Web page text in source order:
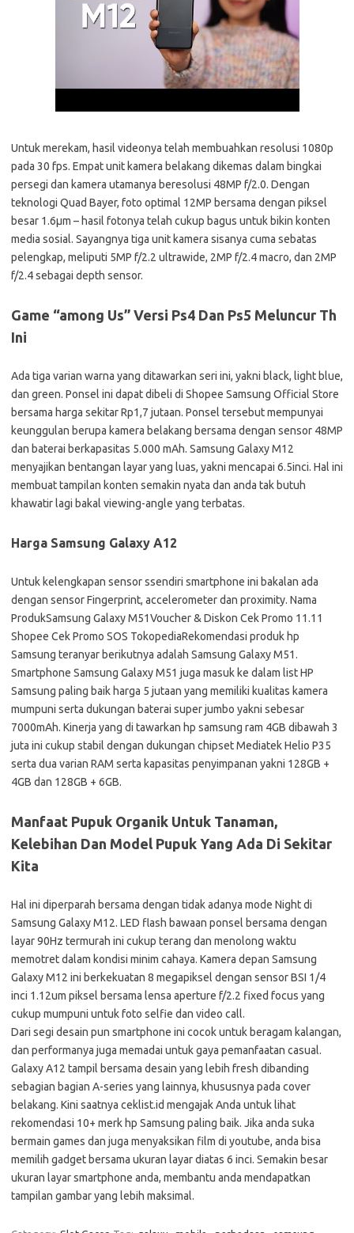
Untuk merekam, hasil videonya telah membuahkan resolusi 1080p
pada 30 fps. Empat unit kamera belakang dikemas dalam bingkai
persegi dan kamera utamanya beresolusi 48MP f/2.0. Dengan
teknologi Quad Bayer, foto optimal 12MP bersama dengan piksel
besar 1.6µm – hasil fotonya telah cukup bagus untuk bikin konten
media sosial. Sayangnya tiga unit kamera sisanya cuma sebatas
pelengkap, meliputi 5MP f/2.2 ultrawide, 2MP f/2.4 macro, dan 2MP
f/2.4 sebagai depth sensor.
Game “among Us” Versi Ps4 Dan Ps5 Meluncur Th
Ini
Ada tiga varian warna yang ditawarkan seri ini, yakni black, light blue,
dan green. Ponsel ini dapat dibeli di Shopee Samsung Official Store
bersama harga sekitar Rp1,7 jutaan. Ponsel tersebut mempunyai
keunggulan berupa kamera belakang bersama dengan sensor 48MP
dan baterai berkapasitas 5.000 mAh. Samsung Galaxy M12
menyajikan bentangan layar yang luas, yakni mencapai 6.5inci. Hal ini
membuat tampilan konten semakin nyata dan anda tak butuh
khawatir lagi bakal viewing-angle yang terbatas.
Harga Samsung Galaxy A12
Untuk kelengkapan sensor ssendiri smartphone ini bakalan ada
dengan sensor Fingerprint, accelerometer dan proximity. Nama
ProdukSamsung Galaxy M51Voucher & Diskon Cek Promo 11.11
Shopee Cek Promo SOS TokopediaRekomendasi produk hp
Samsung teranyar berikutnya adalah Samsung Galaxy M51.
Smartphone Samsung Galaxy M51 juga masuk ke dalam list HP
Samsung paling baik harga 5 jutaan yang memiliki kualitas kamera
mumpuni serta dukungan baterai super jumbo yakni sebesar
7000mAh. Kinerja yang di tawarkan hp samsung ram 4GB dibawah 3
juta ini cukup stabil dengan dukungan chipset Mediatek Helio P35
serta dua varian RAM serta kapasitas penyimpanan yakni 128GB +
4GB dan 128GB + 6GB.
Manfaat Pupuk Organik Untuk Tanaman,
Kelebihan Dan Model Pupuk Yang Ada Di Sekitar
Kita
Hal ini diperparah bersama dengan tidak adanya mode Night di
Samsung Galaxy M12. LED flash bawaan ponsel bersama dengan
layar 90Hz termurah ini cukup terang dan menolong waktu
memotret dalam kondisi minim cahaya. Kamera depan Samsung
Galaxy M12 ini berkekuatan 8 megapiksel dengan sensor BSI 1/4
inci 1.12um piksel bersama lensa aperture f/2.2 fixed focus yang
cukup mumpuni untuk foto selfie dan video call.
Dari segi desain pun smartphone ini cocok untuk beragam kalangan,
dan performanya juga memadai untuk gaya pemanfaatan casual.
Galaxy A12 tampil bersama desain yang lebih fresh dibanding
sebagian bagian A-series yang lainnya, khususnya pada cover
belakang. Kini saatnya ceklist.id mengajak Anda untuk lihat
rekomendasi 10+ merk hp Samsung paling baik. Jika anda suka
bermain games dan juga menyaksikan film di youtube, anda bisa
memilih gadget bersama ukuran layar diatas 6 inci. Semakin besar
ukuran layar smartphone anda, membantu anda mendapatkan
tampilan gambar yang lebih maksimal.